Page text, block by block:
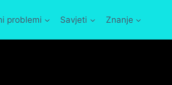
problemi Savjeti Znanje